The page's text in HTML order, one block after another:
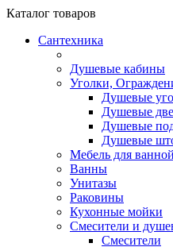
Каталог товаров
Сантехника
Душевые кабины
Уголки,
Душевые
Душевые
Душевые
Душевые
Мебель для
Ванны
Унитазы
Раковины
Кухонные мойки
Смесители и
Смесители